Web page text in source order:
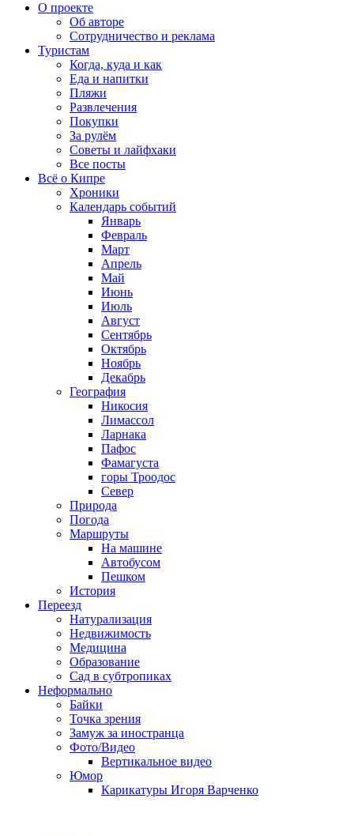
О проекте
Об авторе
Сотрудничество и реклама
Туристам
Когда, куда и как
Еда и напитки
Пляжи
Развлечения
Покупки
За рулём
Советы и лайфхаки
Все посты
Всё о Кипре
Хроники
Календарь событий
Январь
Февраль
Март
Апрель
Май
Июнь
Июль
Август
Сентябрь
Октябрь
Ноябрь
Декабрь
География
Никосия
Лимассол
Ларнака
Пафос
Фамагуста
горы Троодос
Север
Природа
Погода
Маршруты
На машине
Автобусом
Пешком
История
Переезд
Натурализация
Недвижимость
Медицина
Образование
Сад в субтропиках
Неформально
Байки
Точка зрения
Замуж за иностранца
Фото/Видео
Вертикальное видео
Юмор
Карикатуры Игоря Варченко